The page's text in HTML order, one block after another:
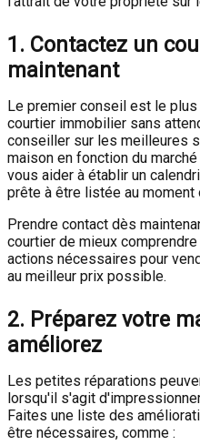
1. Contactez un
maintenant
Le premier conseil est le
courtier immobilier sans
conseiller sur les meilleures
maison en fonction du
vous aider à établir un
prête à être listée au moment
Prendre contact dès
courtier de mieux
actions nécessaires pour
au meilleur prix possible.
2. Préparez votre
améliorez
Les petites réparations
lorsqu'il s'agit
Faites une liste des
être nécessaires, comme :